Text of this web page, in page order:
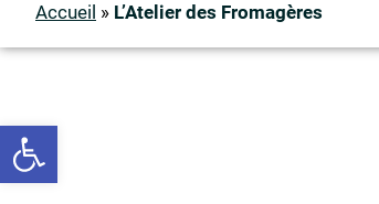
Ouvrir la barre d’outils
Accueil » L’Atelier des Fromagères